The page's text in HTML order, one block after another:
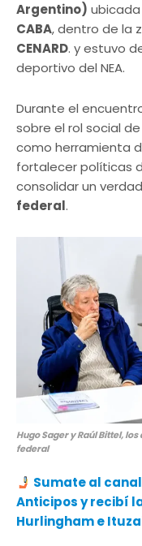
Argentino)
CABA, dentro de la
CENARD. y estuvo
deportivo del NEA.
Durante el
sobre el rol social
como herramienta
fortalecer políticas
consolidar un
federal.
Hugo Sager y Raúl Bittel,
federal
Sumate al
Anticiposy recibí
Hurlingham e